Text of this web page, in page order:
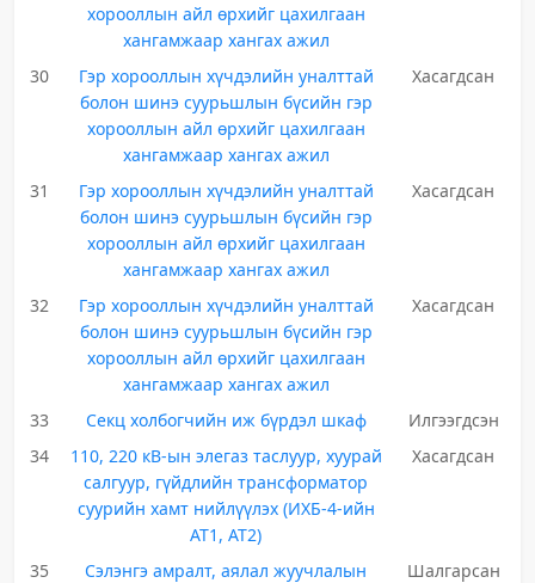
хорооллын айл өрхийг цахилгаан
хангамжаар хангах ажил
30
Гэр хорооллын хүчдэлийн уналттай
болон шинэ суурьшлын бүсийн гэр
хорооллын айл өрхийг цахилгаан
хангамжаар хангах ажил
Хасагдсан
31
Гэр хорооллын хүчдэлийн уналттай
болон шинэ суурьшлын бүсийн гэр
хорооллын айл өрхийг цахилгаан
хангамжаар хангах ажил
Хасагдсан
32
Гэр хорооллын хүчдэлийн уналттай
болон шинэ суурьшлын бүсийн гэр
хорооллын айл өрхийг цахилгаан
хангамжаар хангах ажил
Хасагдсан
33 Секц холбогчийн иж бүрдэл шкаф
Илгээгдсэн
34
110, 220 кВ-ын элегаз таслуур, хуурай
салгуур, гүйдлийн трансформатор
суурийн хамт нийлүүлэх (ИХБ-4-ийн
АТ1, АТ2)
Хасагдсан
35
Сэлэнгэ амралт, аялал жуучлалын
Шалгарсан